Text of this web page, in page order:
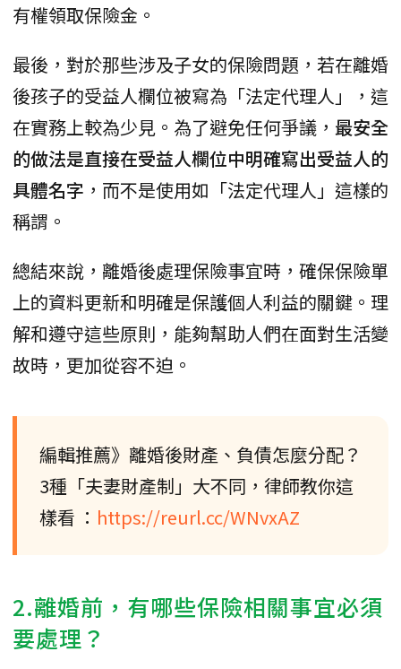
有權領取保險金。
最後，對於那些涉及子女的保險問題，若在離婚
後孩子的受益人欄位被寫為「法定代理人」，這
在實務上較為少見。為了避免任何爭議， 最安全
的做法是直接在受益人欄位中明確寫出受益人的
具體名字 ，而不是使用如「法定代理人」這樣的
稱謂。
總結來說，離婚後處理保險事宜時，確保保險單
上的資料更新和明確是保護個人利益的關鍵。理
解和遵守這些原則，能夠幫助人們在面對生活變
故時，更加從容不迫。
編輯推薦》離婚後財產、負債怎麼分配？
3種「夫妻財產制」大不同，律師教你這
樣看 ： https://reurl.cc/WNvxAZ
2.離婚前，有哪些保險相關事宜必須
要處理？